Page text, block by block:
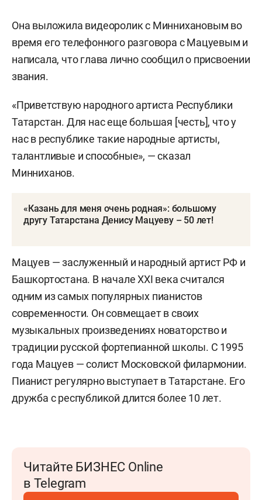
Она выложила видеоролик с Миннихановым во
время его телефонного разговора с Мацуевым и
написала, что глава лично сообщил о присвоении
звания.
«Приветствую народного артиста Республики
Татарстан. Для нас еще большая [честь], что у
нас в республике такие народные артисты,
талантливые и способные», — сказал
Минниханов.
«Казань для меня очень родная»: большому
другу Татарстана Денису Мацуеву – 50 лет!
Мацуев — заслуженный и народный артист РФ и
Башкортостана. В начале XXI века считался
одним из самых популярных пианистов
современности. Он совмещает в своих
музыкальных произведениях новаторство и
традиции русской фортепианной школы. С 1995
года Мацуев — солист Московской филармонии.
Пианист регулярно выступает в Татарстане. Его
дружба с республикой длится более 10 лет.
Читайте БИЗНЕС Online
в Telegram